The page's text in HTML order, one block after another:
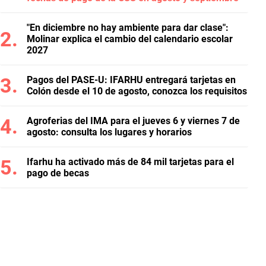
"En diciembre no hay ambiente para dar clase":
Molinar explica el cambio del calendario escolar
2027
Pagos del PASE-U: IFARHU entregará tarjetas en
Colón desde el 10 de agosto, conozca los requisitos
Agroferias del IMA para el jueves 6 y viernes 7 de
agosto: consulta los lugares y horarios
Ifarhu ha activado más de 84 mil tarjetas para el
pago de becas